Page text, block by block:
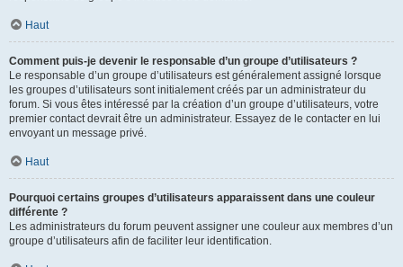
Haut
Comment puis-je devenir le responsable d’un groupe d’utilisateurs ?
Le responsable d’un groupe d’utilisateurs est généralement assigné lorsque
les groupes d’utilisateurs sont initialement créés par un administrateur du
forum. Si vous êtes intéressé par la création d’un groupe d’utilisateurs, votre
premier contact devrait être un administrateur. Essayez de le contacter en lui
envoyant un message privé.
Haut
Pourquoi certains groupes d’utilisateurs apparaissent dans une couleur
différente ?
Les administrateurs du forum peuvent assigner une couleur aux membres d’un
groupe d’utilisateurs afin de faciliter leur identification.